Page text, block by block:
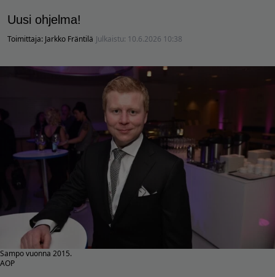
Uusi ohjelma!
Toimittaja: Jarkko Fräntilä Julkaistu: 10.6.2026 10:38
Sampo vuonna 2015.
AOP